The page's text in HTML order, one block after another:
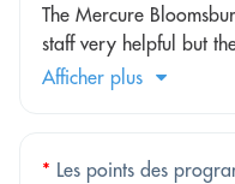
The Mercure
staff very helpful but
Afficher plus
* Les points des